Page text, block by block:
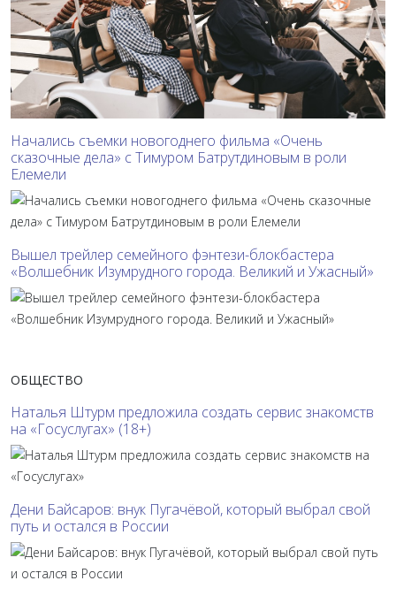
Начались съемки новогоднего фильма «Очень
сказочные дела» с Тимуром Батрутдиновым в роли
Елемели
Вышел трейлер семейного фэнтези-блокбастера
«Волшебник Изумрудного города. Великий и Ужасный»
ОБЩЕСТВО
Наталья Штурм предложила создать сервис знакомств
на «Госуслугах» (18+)
Дени Байсаров: внук Пугачёвой, который выбрал свой
путь и остался в России